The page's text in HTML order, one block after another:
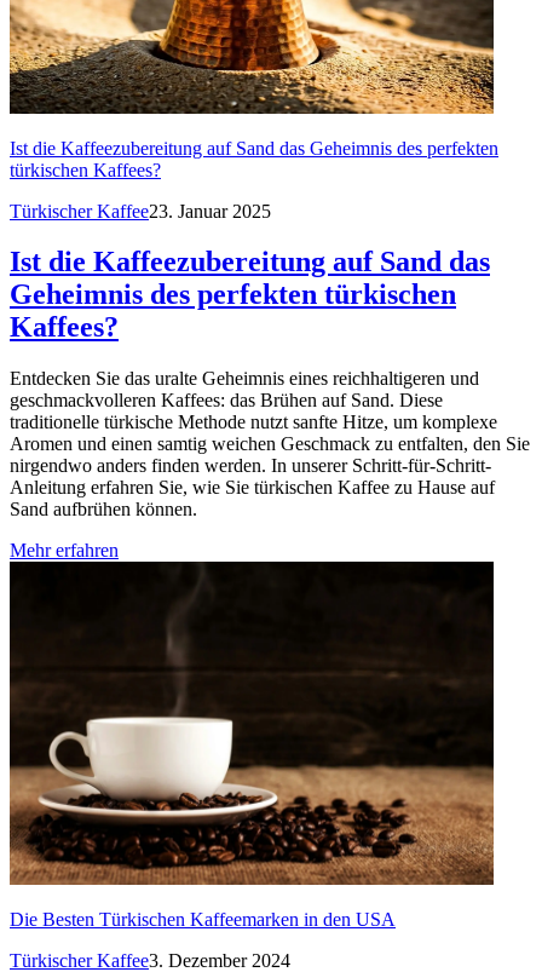
Ist die Kaffeezubereitung auf Sand das Geheimnis des perfekten
türkischen Kaffees?
Türkischer Kaffee23. Januar 2025
Ist die Kaffeezubereitung auf Sand das
Geheimnis des perfekten türkischen
Kaffees?
Entdecken Sie das uralte Geheimnis eines reichhaltigeren und
geschmackvolleren Kaffees: das Brühen auf Sand. Diese
traditionelle türkische Methode nutzt sanfte Hitze, um komplexe
Aromen und einen samtig weichen Geschmack zu entfalten, den Sie
nirgendwo anders finden werden. In unserer Schritt-für-Schritt-
Anleitung erfahren Sie, wie Sie türkischen Kaffee zu Hause auf
Sand aufbrühen können.
Mehr erfahren
Die Besten Türkischen Kaffeemarken in den USA
Türkischer Kaffee3. Dezember 2024